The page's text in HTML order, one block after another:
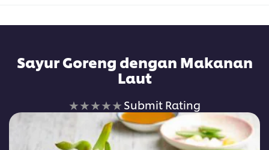
Sayur Goreng dengan Makanan
Laut
No
ratings
submitted
Submit Rating